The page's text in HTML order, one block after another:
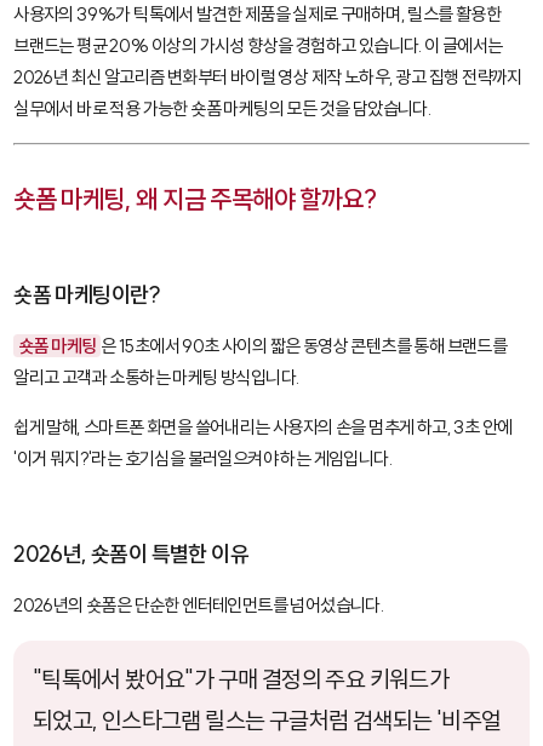
사용자의 39%가 틱톡에서 발견한 제품을 실제로 구매하며, 릴스를 활용한
브랜드는 평균 20% 이상의 가시성 향상을 경험하고 있습니다. 이 글에서는
2026년 최신 알고리즘 변화부터 바이럴 영상 제작 노하우, 광고 집행 전략까지
실무에서 바로 적용 가능한 숏폼 마케팅의 모든 것을 담았습니다.
숏폼 마케팅, 왜 지금 주목해야 할까요?
숏폼 마케팅이란?
숏폼 마케팅 은 15초에서 90초 사이의 짧은 동영상 콘텐츠를 통해 브랜드를
알리고 고객과 소통하는 마케팅 방식입니다.
쉽게 말해, 스마트폰 화면을 쓸어내리는 사용자의 손을 멈추게 하고, 3초 안에
'이거 뭐지?'라는 호기심을 불러일으켜야 하는 게임입니다.
2026년, 숏폼이 특별한 이유
2026년의 숏폼은 단순한 엔터테인먼트를 넘어섰습니다.
"틱톡에서 봤어요"가 구매 결정의 주요 키워드가
되었고, 인스타그램 릴스는 구글처럼 검색되는 '비주얼